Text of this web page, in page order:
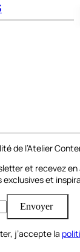
de l’Atelier
et recevez
exclusives et
Envoyer
j’accepte la